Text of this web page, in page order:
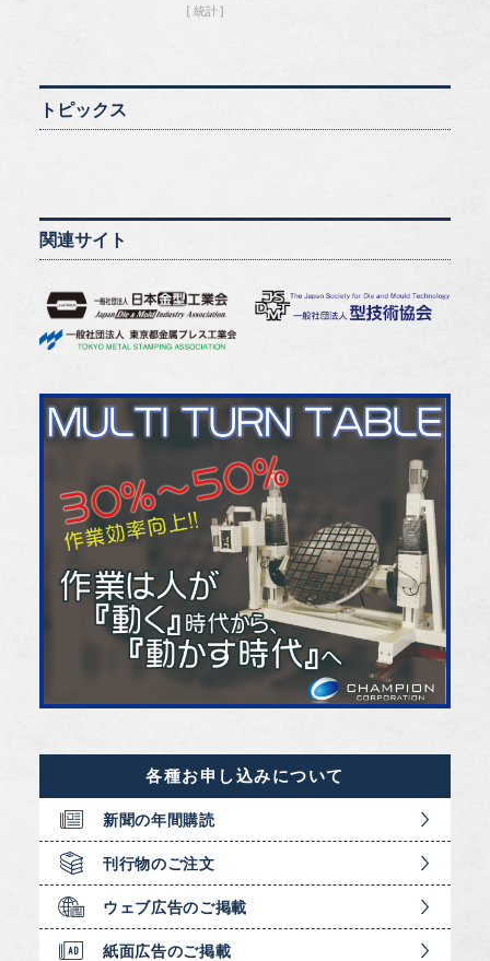
統計
トピックス
関連サイト
各種お申し込みについて
新聞の年間購読
刊行物のご注文
ウェブ広告のご掲載
紙面広告のご掲載